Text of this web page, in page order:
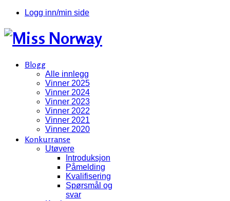
Logg inn/min side
Blogg
Alle innlegg
Vinner 2025
Vinner 2024
Vinner 2023
Vinner 2022
Vinner 2021
Vinner 2020
Konkurranse
Utøvere
Introduksjon
Påmelding
Kvalifisering
Spørsmål og
svar